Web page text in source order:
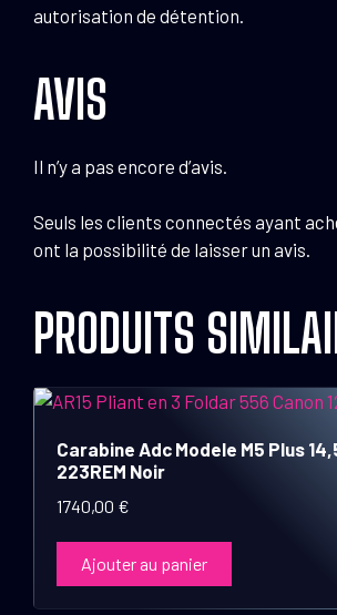
autorisation de détention.
AVIS
Il n’y a pas encore d’avis.
Seuls les clients connectés ayant
ont la possibilité de laisser un avis.
PRODUITS
Carabine Adc Modele M5 Plus
223REM Noir
1740,00 €
Ajouter au panier